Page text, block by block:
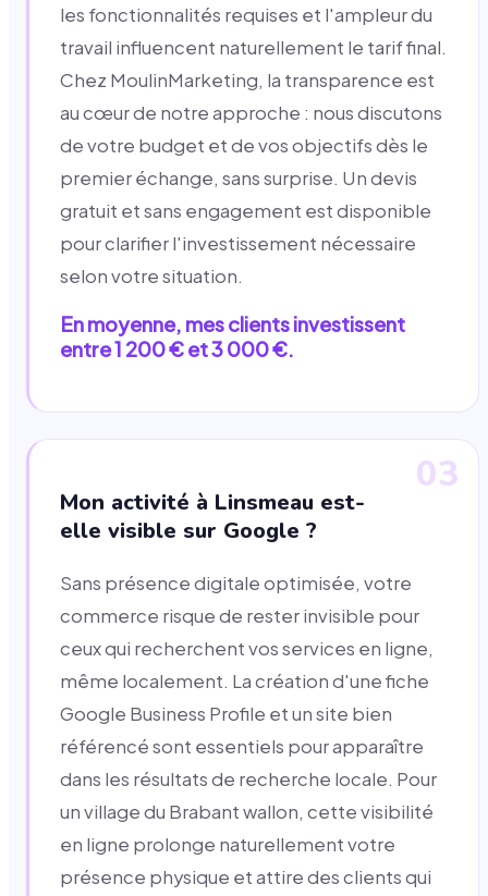
les fonctionnalités requises et l'ampleur du
travail influencent naturellement le tarif final.
Chez MoulinMarketing, la transparence est
au cœur de notre approche : nous discutons
de votre budget et de vos objectifs dès le
premier échange, sans surprise. Un devis
gratuit et sans engagement est disponible
pour clarifier l'investissement nécessaire
selon votre situation.
En moyenne, mes clients investissent
entre 1 200 € et 3 000 €.
03
Mon activité à Linsmeau est-
elle visible sur Google ?
Sans présence digitale optimisée, votre
commerce risque de rester invisible pour
ceux qui recherchent vos services en ligne,
même localement. La création d'une fiche
Google Business Profile et un site bien
référencé sont essentiels pour apparaître
dans les résultats de recherche locale. Pour
un village du Brabant wallon, cette visibilité
en ligne prolonge naturellement votre
présence physique et attire des clients qui